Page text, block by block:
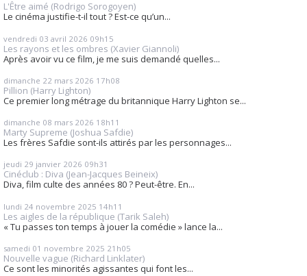
L'Être aimé (Rodrigo Sorogoyen)
Le cinéma justifie-t-il tout ? Est-ce qu’un...
vendredi 03 avril 2026 09h15
Les rayons et les ombres (Xavier Giannoli)
Après avoir vu ce film, je me suis demandé quelles...
dimanche 22 mars 2026 17h08
Pillion (Harry Lighton)
Ce premier long métrage du britannique Harry Lighton se...
dimanche 08 mars 2026 18h11
Marty Supreme (Joshua Safdie)
Les frères Safdie sont-ils attirés par les personnages...
jeudi 29 janvier 2026 09h31
Cinéclub : Diva (Jean-Jacques Beineix)
Diva, film culte des années 80 ? Peut-être. En...
lundi 24 novembre 2025 14h11
Les aigles de la république (Tarik Saleh)
« Tu passes ton temps à jouer la comédie » lance la...
samedi 01 novembre 2025 21h05
Nouvelle vague (Richard Linklater)
Ce sont les minorités agissantes qui font les...